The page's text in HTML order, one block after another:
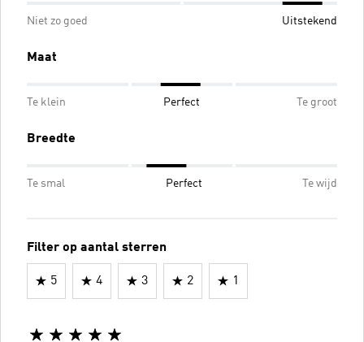
Niet zo goed Uitstekend
Maat
Te klein Perfect Te groot
Breedte
Te smal Perfect Te wijd
Filter op aantal sterren
5 4 3 2 1